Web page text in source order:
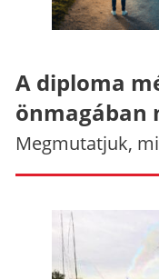
A diploma
önmagában
Megmutatjuk,